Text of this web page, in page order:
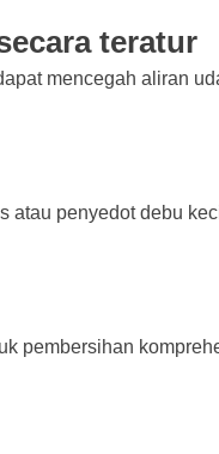
teratur
mencegah aliran
atau penyedot debu
pembersihan